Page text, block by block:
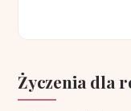
Życzenia dla